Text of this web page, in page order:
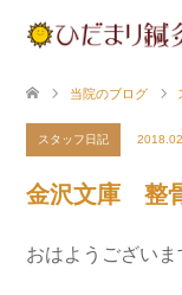
当院のブログ
スタッフ日記
金沢文庫 整
おはようござい